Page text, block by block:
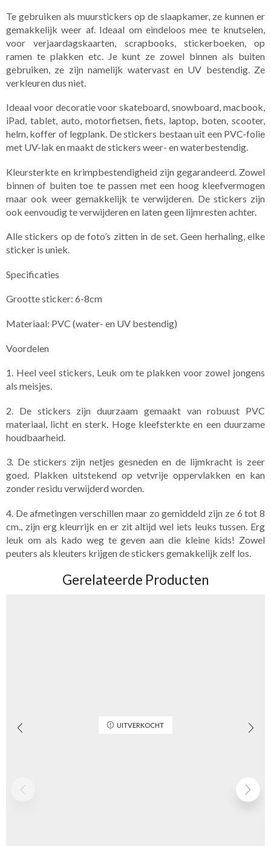
Te gebruiken als muurstickers op de slaapkamer, ze kunnen er
gemakkelijk weer af. Ideaal om eindeloos mee te knutselen,
voor verjaardagskaarten, scrapbooks, stickerboeken, op
ramen te plakken etc. Je kunt ze zowel binnen als buiten
gebruiken, ze zijn namelijk watervast en UV bestendig. Ze
verkleuren dus niet.
Ideaal voor decoratie voor skateboard, snowboard, macbook,
iPad, tablet, auto, motorfietsen, fiets, laptop, boten, scooter,
helm, koffer of legplank. De stickers bestaan uit een PVC-folie
met UV-lak en maakt de stickers weer- en waterbestendig.
Kleursterkte en krimpbestendigheid zijn gegarandeerd. Zowel
binnen of buiten toe te passen met een hoog kleefvermogen
maar ook weer gemakkelijk te verwijderen. De stickers zijn
ook eenvoudig te verwijderen en laten geen lijmresten achter.
Alle stickers op de foto’s zitten in de set. ​Geen herhaling, elke
sticker is uniek.
Specificaties
Grootte sticker: 6-8cm
Materiaal: PVC (water- en UV bestendig)
Voordelen
1. Heel veel stickers, Leuk om te plakken voor zowel jongens
als meisjes.
2. De stickers zijn duurzaam gemaakt van robuust PVC
materiaal, licht en sterk. Hoge kleefsterkte en een duurzame
houdbaarheid.
3. De stickers zijn netjes gesneden en de lijmkracht is zeer
goed. Plakken uitstekend op vetvrije oppervlakken en kan
zonder residu verwijderd worden.
4. De afmetingen verschillen maar zo gemiddeld zijn ze 6 tot 8
cm., zijn erg kleurrijk en er zit altijd wel iets leuks tussen. Erg
leuk om als kado weg te geven aan die kleine kids! Zowel
peuters als kleuters krijgen de stickers gemakkelijk zelf los.
Gerelateerde Producten
UITVERKOCHT